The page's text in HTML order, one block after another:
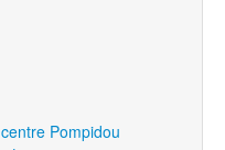
Pompidou